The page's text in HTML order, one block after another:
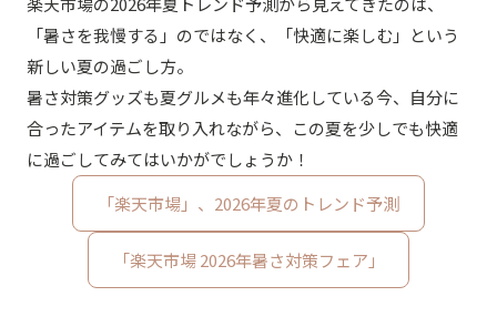
「暑さを我慢する」のではなく、「快適に楽しむ」という
新しい夏の過ごし方。
暑さ対策グッズも夏グルメも年々進化している今、自分に
合ったアイテムを取り入れながら、この夏を少しでも快適
に過ごしてみてはいかがでしょうか！
「楽天市場」、2026年夏のトレンド予測
「楽天市場 2026年暑さ対策フェア」